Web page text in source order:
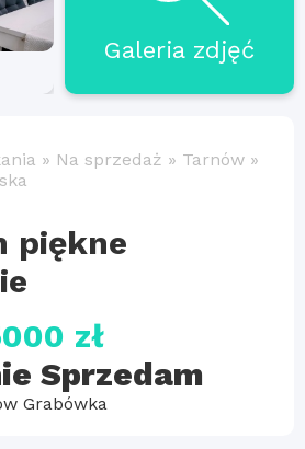
Galeria zdjęć
» Na sprzedaż » Tarnów »
piękne
zł
Sprzedam
Grabówka